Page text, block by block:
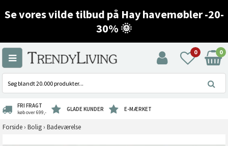
Se vores vilde tilbud på Hay havemøbler -20-
30% 🌞
0 0
FRI FRAGT
køb over 699,- GLADE KUNDER E-MÆRKET
Forside › Bolig › Badeværelse